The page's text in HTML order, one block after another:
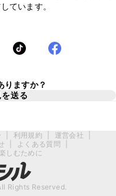
ています。
りますか？
送る
利用規約 運営会社
よくある質問
しむために
Rights Reserved.